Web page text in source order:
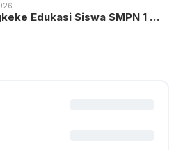
Edukasi Siswa SMPN 1 …